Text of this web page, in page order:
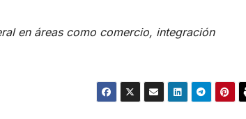
en áreas como comercio, integración